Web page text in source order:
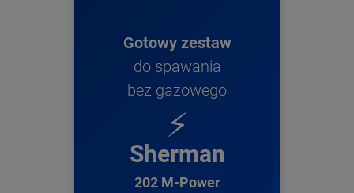
Gotowy zestaw
do spawania
bez gazowego
⚡
Sherman
202 M-Power